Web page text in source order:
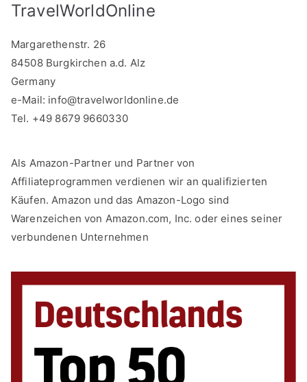
TravelWorldOnline
Margarethenstr. 26
84508 Burgkirchen a.d. Alz
Germany
e-Mail: info@travelworldonline.de
Tel. +49 8679 9660330
Als Amazon-Partner und Partner von
Affiliateprogrammen verdienen wir an qualifizierten
Käufen. Amazon und das Amazon-Logo sind
Warenzeichen von Amazon.com, Inc. oder eines seiner
verbundenen Unternehmen